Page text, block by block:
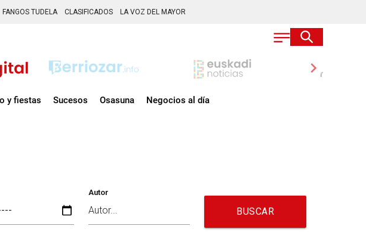
FANGOS TUDELA CLASIFICADOS LA VOZ DEL MAYOR
chevron_right
y fiestas Sucesos Osasuna Negocios al día
Autor
BUSCAR